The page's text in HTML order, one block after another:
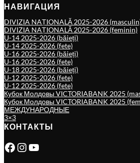
НАВИГАЦИЯ
DIVIZIA NAȚIONALĂ 2025-2026
DIVIZIA NAȚIONALĂ 2025-2026 (feminin)
U-14 2025-2026 (băieți)
U-14 2025-2026 (fete)
U-16 2025-2026 (băieți)
U-16 2025-2026 (fete)
U-18 2025-2026 (băieți)
U-12 2025-2026 (fete)
U-12 2025-2026 (fete)
Кубок Молдовы VICTORIABANK 2025
Кубок Молдовы VICTORIABANK 2025
МЕЖДУНАРОДНЫЕ
3×3
КОНТАКТЫ
Facebook Instagram YouTube